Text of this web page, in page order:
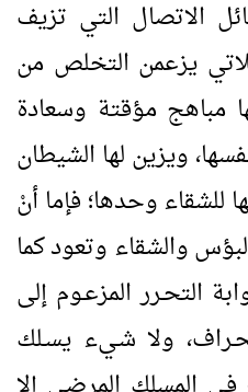
الاتصال التي تزيف
يزعمن التخلص من
مباهج مؤقتة وسعادة
ويزين لها الشيطان
وحدها؛ فإما أنْ
والشقاء وتعود كما
التحـرر المزعـوم إلى
ولا شـيء يسـلك